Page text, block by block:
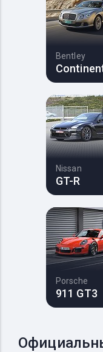
Bentley
Nissan
GT-R
Porsche
911 GT3